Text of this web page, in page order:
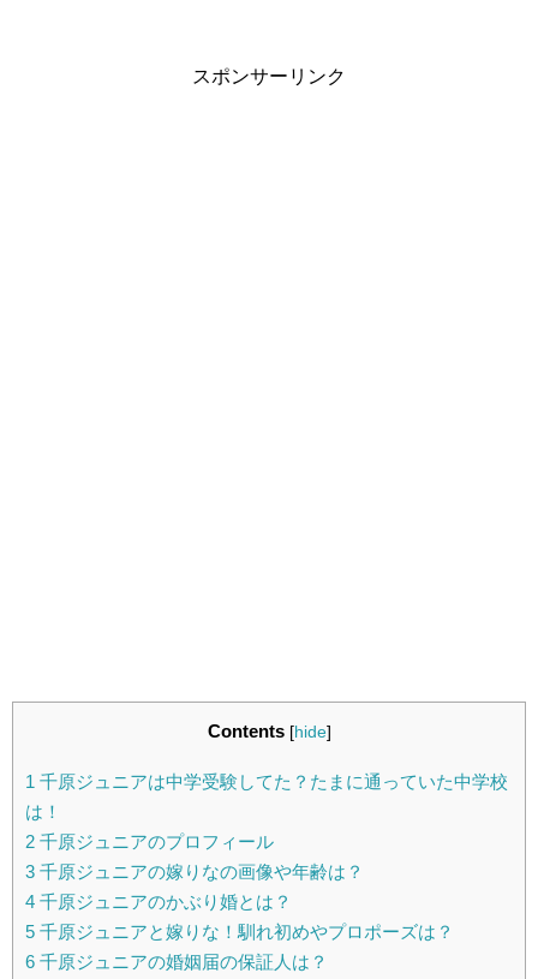
スポンサーリンク
Contents [hide]
1 千原ジュニアは中学受験してた？たまに通っていた中学校
は！
2 千原ジュニアのプロフィール
3 千原ジュニアの嫁りなの画像や年齢は？
4 千原ジュニアのかぶり婚とは？
5 千原ジュニアと嫁りな！馴れ初めやプロポーズは？
6 千原ジュニアの婚姻届の保証人は？